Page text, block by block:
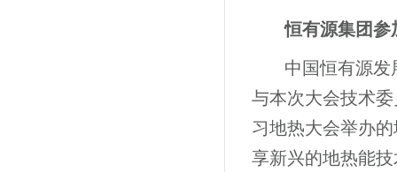
恒有源集团参
中国恒有源
与本次大会技术
习地热大会举办
享新兴的地热能